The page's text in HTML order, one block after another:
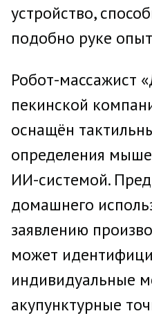
устройство,
подобно руке
Робот-массажист
пекинской
оснащён
определения
ИИ-системой.
домашнего
заявлению
может
индивидуальные
акупунктурные